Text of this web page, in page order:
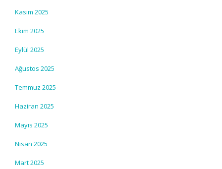
Kasım 2025
Ekim 2025
Eylül 2025
Ağustos 2025
Temmuz 2025
Haziran 2025
Mayıs 2025
Nisan 2025
Mart 2025